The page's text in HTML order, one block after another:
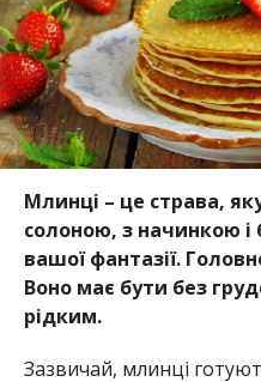
Млинці – це страва,
солоною, з начинкою і
вашої фантазії.
Воно має бути без
рідким.
Зазвичай, млинці